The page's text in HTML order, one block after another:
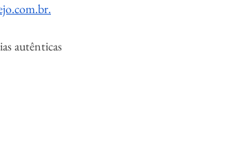
.
autênticas